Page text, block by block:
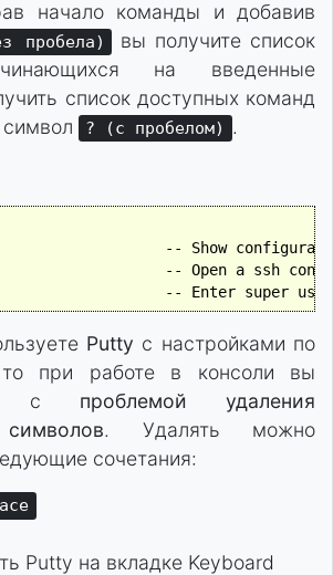
начало команды и добавив
пробела)
вы получите список
на введенные
список доступных команд
? (с пробелом)
.
-- Show
-- Open a ssh
-- Enter super user
Putty с настройками по
при работе в консоли вы
с проблемой удаления
. Удалять можно
сочетания:
Putty на вкладке Keyboard